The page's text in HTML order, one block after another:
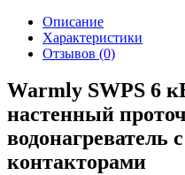
Описание
Характеристики
Отзывов (0)
Warmly SWPS 6
настенный
водонагреватель
контакторами